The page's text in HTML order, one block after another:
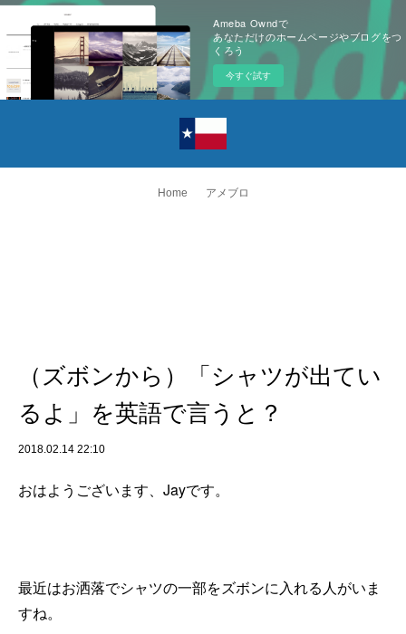
Ameba Owndで
あなただけのホームページやブログをつ
くろう
今すぐ試す
Home アメブロ
（ズボンから）「シャツが出てい
るよ」を英語で言うと？
2018.02.14 22:10
おはようございます、Jayです。
最近はお洒落でシャツの一部をズボンに入れる人がいま
すね。